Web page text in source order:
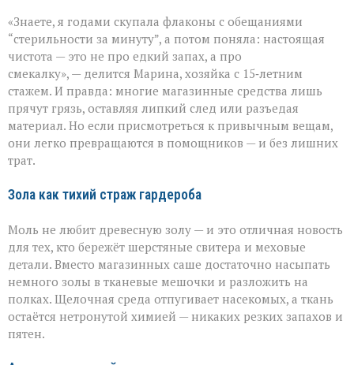
бытовая
химия
хитрости
для
идеальной
чистоты
«Знаете, я годами скупала флаконы с обещаниями
“стерильности за минуту”, а потом поняла: настоящая
чистота — это не про едкий запах, а про
смекалку», — делится Марина, хозяйка с 15‑летним
стажем. И правда: многие магазинные средства лишь
прячут грязь, оставляя липкий след или разъедая
материал. Но если присмотреться к привычным вещам,
они легко превращаются в помощников — и без лишних
трат.
Зола как тихий страж гардероба
Моль не любит древесную золу — и это отличная новость
для тех, кто бережёт шерстяные свитера и меховые
детали. Вместо магазинных саше достаточно насыпать
немного золы в тканевые мешочки и разложить на
полках. Щелочная среда отпугивает насекомых, а ткань
остаётся нетронутой химией — никаких резких запахов и
пятен.